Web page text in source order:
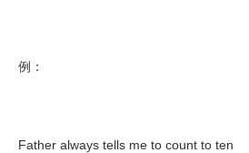
例：
Father always tells me to count to ten